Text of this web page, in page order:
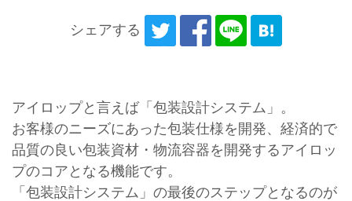
シェアする
アイロップと言えば「包装設計システム」。
お客様のニーズにあった包装仕様を開発、経済的で
品質の良い包装資材・物流容器を開発するアイロッ
プのコアとなる機能です。
「包装設計システム」の最後のステップとなるのが